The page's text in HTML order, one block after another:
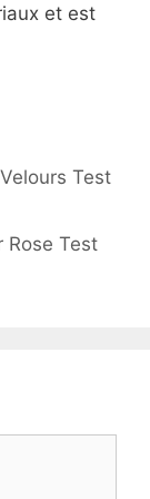
et est
Test
Rose Test